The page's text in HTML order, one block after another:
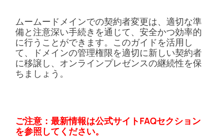
ムームードメインでの契約者変更は、適切な準
備と注意深い手続きを通じて、安全かつ効率的
に行うことができます。このガイドを活用し
て、ドメインの管理権限を適切に新しい契約者
に移譲し、オンラインプレゼンスの継続性を保
ちましょう。
ご注意：最新情報は公式サイトFAQセクション
を参照してください。